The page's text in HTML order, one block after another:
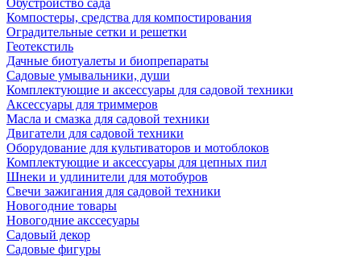
Обустройство сада
Компостеры, средства для компостирования
Оградительные сетки и решетки
Геотекстиль
Дачные биотуалеты и биопрепараты
Садовые умывальники, души
Комплектующие и аксессуары для садовой техники
Аксессуары для триммеров
Масла и смазка для садовой техники
Двигатели для садовой техники
Оборудование для культиваторов и мотоблоков
Комплектующие и аксессуары для цепных пил
Шнеки и удлинители для мотобуров
Свечи зажигания для садовой техники
Новогодние товары
Новогодние акссесуары
Садовый декор
Садовые фигуры